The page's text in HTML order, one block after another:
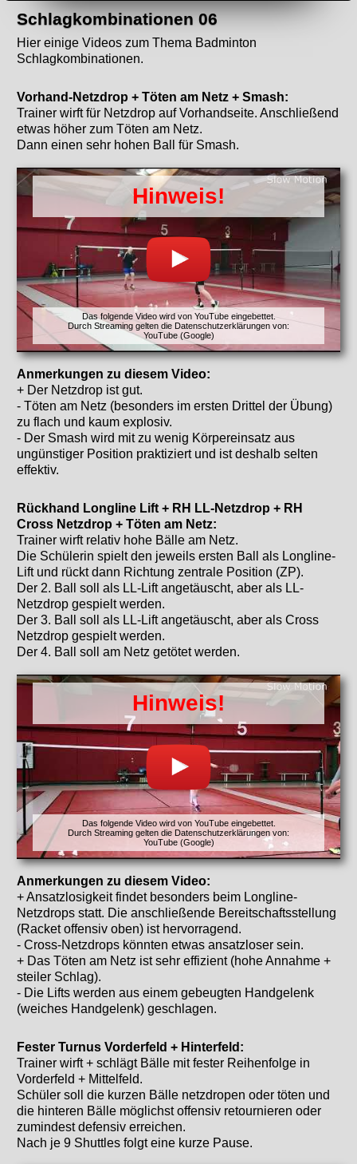
Schlagkombinationen 06
Hier einige Videos zum Thema Badminton
Schlagkombinationen.
Vorhand-Netzdrop + Töten am Netz + Smash:
Trainer wirft für Netzdrop auf Vorhandseite. Anschließend
etwas höher zum Töten am Netz.
Dann einen sehr hohen Ball für Smash.
Hinweis!
Das folgende Video wird von YouTube eingebettet.
Durch Streaming gelten die Datenschutzerklärungen von:
YouTube (Google)
Anmerkungen zu diesem Video:
+ Der Netzdrop ist gut.
- Töten am Netz (besonders im ersten Drittel der Übung)
zu flach und kaum explosiv.
- Der Smash wird mit zu wenig Körpereinsatz aus
ungünstiger Position praktiziert und ist deshalb selten
effektiv.
Rückhand Longline Lift + RH LL-Netzdrop + RH
Cross Netzdrop + Töten am Netz:
Trainer wirft relativ hohe Bälle am Netz.
Die Schülerin spielt den jeweils ersten Ball als Longline-
Lift und rückt dann Richtung zentrale Position (ZP).
Der 2. Ball soll als LL-Lift angetäuscht, aber als LL-
Netzdrop gespielt werden.
Der 3. Ball soll als LL-Lift angetäuscht, aber als Cross
Netzdrop gespielt werden.
Der 4. Ball soll am Netz getötet werden.
Hinweis!
Das folgende Video wird von YouTube eingebettet.
Durch Streaming gelten die Datenschutzerklärungen von:
YouTube (Google)
Anmerkungen zu diesem Video:
+ Ansatzlosigkeit findet besonders beim Longline-
Netzdrops statt. Die anschließende Bereitschaftsstellung
(Racket offensiv oben) ist hervorragend.
- Cross-Netzdrops könnten etwas ansatzloser sein.
+ Das Töten am Netz ist sehr effizient (hohe Annahme +
steiler Schlag).
- Die Lifts werden aus einem gebeugten Handgelenk
(weiches Handgelenk) geschlagen.
Fester Turnus Vorderfeld + Hinterfeld:
Trainer wirft + schlägt Bälle mit fester Reihenfolge in
Vorderfeld + Mittelfeld.
Schüler soll die kurzen Bälle netzdropen oder töten und
die hinteren Bälle möglichst offensiv retournieren oder
zumindest defensiv erreichen.
Nach je 9 Shuttles folgt eine kurze Pause.